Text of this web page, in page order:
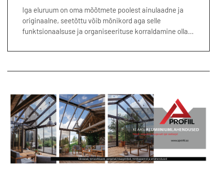
Iga eluruum on oma mõõtmete poolest ainulaadne ja
originaalne, seetõttu võib mõnikord aga selle
funktsionaalsuse ja organiseerituse korraldamine olla…